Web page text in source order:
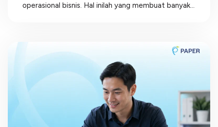
operasional bisnis. Hal inilah yang membuat banyak...